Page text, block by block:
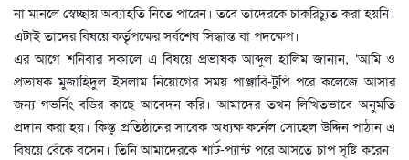
না মানলে স্বেচ্ছায় অব্যাহতি নিতে পারেন। তবে তাদেরকে চাকরিচ্যুত করা হয়নি।
এটাই তাদের বিষয়ে কর্তৃপক্ষের সর্বশেষ সিদ্ধান্ত বা পদক্ষেপ।
এর আগে শনিবার সকালে এ বিষয়ে প্রভাষক আব্দুল হালিম জানান, ‘আমি ও
প্রভাষক মুজাহিদুল ইসলাম নিয়োগের সময় পাঞ্জাবি-টুপি পরে কলেজে আসার
জন্য গভর্নিং বডির কাছে আবেদন করি। আমাদের তখন লিখিতভাবে অনুমতি
প্রদান করা হয়। কিন্তু প্রতিষ্ঠানের সাবেক অধ্যক্ষ কর্নেল সোহেল উদ্দিন পাঠান এ
বিষয়ে বেঁকে বসেন। তিনি আমাদেরকে শার্ট-প্যান্ট পরে আসতে চাপ সৃষ্টি করেন।